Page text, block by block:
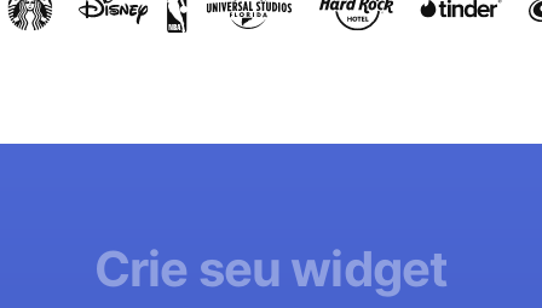
Crie seu widget